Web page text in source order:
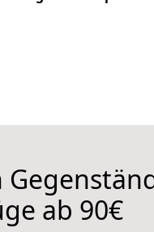
ab 90€